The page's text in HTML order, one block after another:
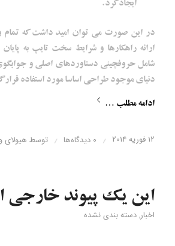
در این صورت می توان امید داشت که
ارائه راهکارها و شرایط سخت تایپ به
شامل حروفچینی دستاوردهای اصلی و
دنیای موجود طراحی اساسا مورد استفاده قرار
ادامه مطلب …
12 فوریه 2014 / 0 دیدگاه‌ها / توسط هیولای
این یک پیوند
اخبار, دسته بندی نشده